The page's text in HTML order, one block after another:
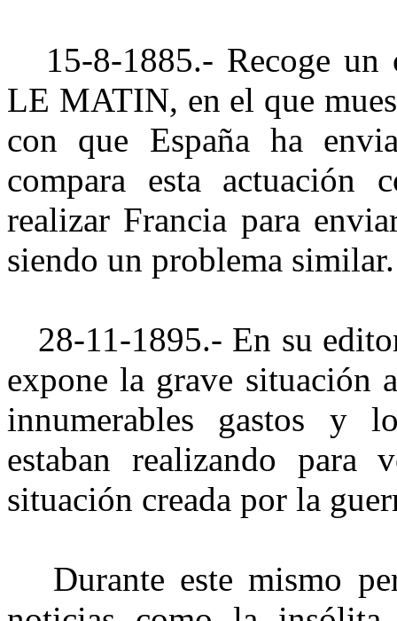
15-8-1885.- Recoge un
LE MATIN, en el que
con que España ha
compara esta actuación
realizar Francia para
siendo un problema similar.
28-11-1895.- En su
expone la grave situación
innumerables gastos y
estaban realizando
situación creada por la
Durante este mismo